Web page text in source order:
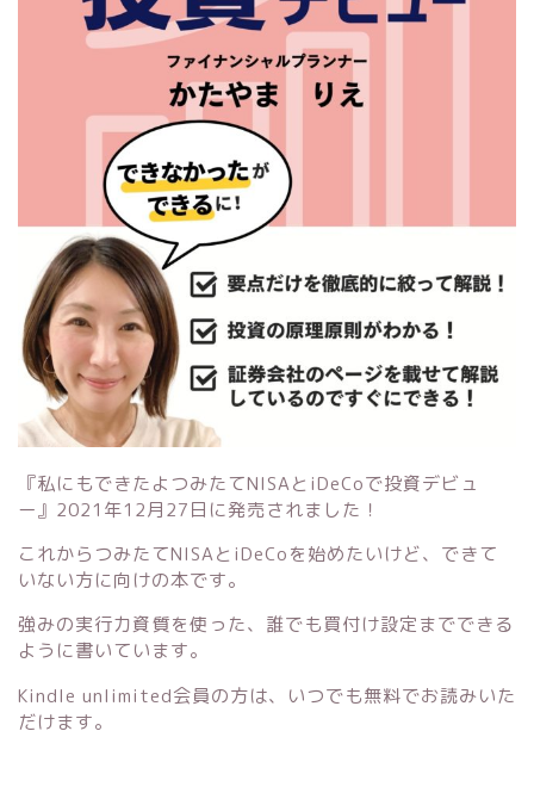
『私にもできたよつみたてNISAとiDeCoで投資デビュ
ー』 2021年12月27日に発売されました！
これからつみたてNISAとiDeCoを始めたいけど、できて
いない方に向けの本です。
強みの実行力資質を使った、誰でも買付け設定までできる
ように書いています。
Kindle unlimited会員の方は、いつでも無料でお読みいた
だけます。